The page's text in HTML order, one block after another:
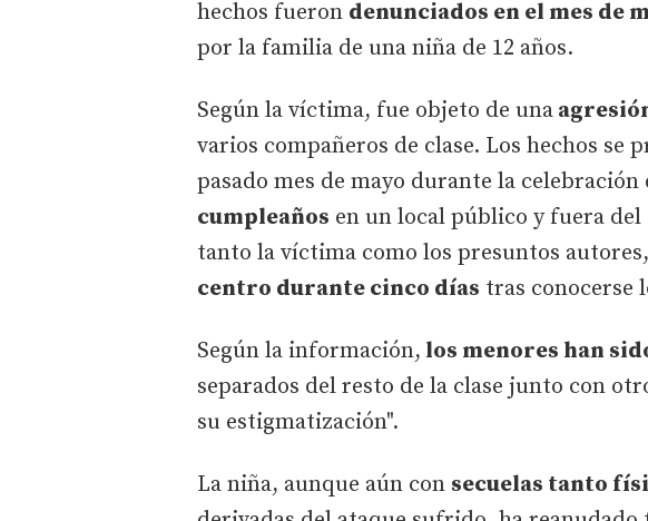
hechos fueron denunciados en el mes de
por la familia de una niña de 12 años.
Según la víctima, fue objeto de una
varios compañeros de clase. Los hechos se
pasado mes de mayo durante la celebración
cumpleaños en un local público y fuera
tanto la víctima como los presuntos
centro durante cinco días tras conocerse
Según la información, los menores han
separados del resto de la clase junto con
su estigmatización".
La niña, aunque aún con secuelas tanto